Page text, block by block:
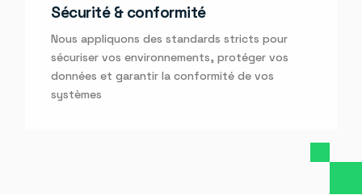
Sécurité & conformité
Nous appliquons des standards stricts pour
sécuriser vos environnements, protéger vos
données et garantir la conformité de vos
systèmes